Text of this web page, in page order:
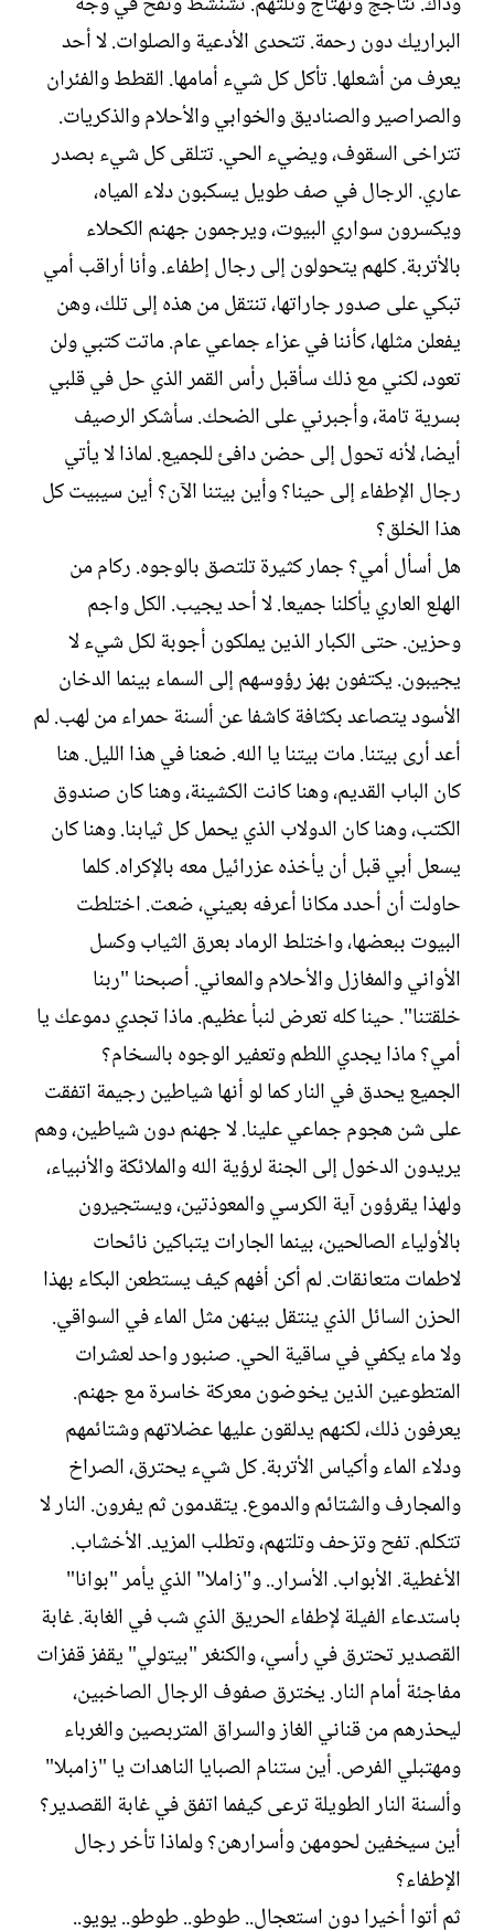
البراريك دون رحمة. تتحدى الأدعية والصلوات. لا أحد
يعرف من أشعلها. تأكل كل شيء أمامها. القطط والفئران
والصراصير والصناديق والخوابي والأحلام والذكريات.
تتراخى السقوف، ويضيء الحي. تتلقى كل شيء بصدر
عاري. الرجال في صف طويل يسكبون دلاء المياه،
ويكسرون سواري البيوت، ويرجمون جهنم الكحلاء
بالأتربة. كلهم يتحولون إلى رجال إطفاء. وأنا أراقب أمي
تبكي على صدور جاراتها، تنتقل من هذه إلى تلك، وهن
يفعلن مثلها، كأننا في عزاء جماعي عام. ماتت كتبي ولن
تعود، لكني مع ذلك سأقبل رأس القمر الذي حل في قلبي
بسرية تامة، وأجبرني على الضحك. سأشكر الرصيف
أيضا، لأنه تحول إلى حضن دافئ للجميع. لماذا لا يأتي
رجال الإطفاء إلى حينا؟ وأين بيتنا الآن؟ أين سيبيت كل
هذا الخلق؟
هل أسأل أمي؟ جمار كثيرة تلتصق بالوجوه. ركام من
الهلع العاري يأكلنا جميعا. لا أحد يجيب. الكل واجم
وحزين. حتى الكبار الذين يملكون أجوبة لكل شيء لا
يجيبون. يكتفون بهز رؤوسهم إلى السماء بينما الدخان
الأسود يتصاعد بكثافة كاشفا عن ألسنة حمراء من لهب. لم
أعد أرى بيتنا. مات بيتنا يا الله. ضعنا في هذا الليل. هنا
كان الباب القديم، وهنا كانت الكشينة، وهنا كان صندوق
الكتب، وهنا كان الدولاب الذي يحمل كل ثيابنا. وهنا كان
يسعل أبي قبل أن يأخذه عزرائيل معه بالإكراه. كلما
حاولت أن أحدد مكانا أعرفه بعيني، ضعت. اختلطت
البيوت ببعضها، واختلط الرماد بعرق الثياب وكسل
الأواني والمغازل والأحلام والمعاني. أصبحنا "ربنا
خلقتنا". حينا كله تعرض لنبأ عظيم. ماذا تجدي دموعك يا
أمي؟ ماذا يجدي اللطم وتعفير الوجوه بالسخام؟
الجميع يحدق في النار كما لو أنها شياطين رجيمة اتفقت
على شن هجوم جماعي علينا. لا جهنم دون شياطين، وهم
يريدون الدخول إلى الجنة لرؤية الله والملائكة والأنبياء،
ولهذا يقرؤون آية الكرسي والمعوذتين، ويستجيرون
بالأولياء الصالحين، بينما الجارات يتباكين نائحات
لاطمات متعانقات. لم أكن أفهم كيف يستطعن البكاء بهذا
الحزن السائل الذي ينتقل بينهن مثل الماء في السواقي.
ولا ماء يكفي في ساقية الحي. صنبور واحد لعشرات
المتطوعين الذين يخوضون معركة خاسرة مع جهنم.
يعرفون ذلك، لكنهم يدلقون عليها عضلاتهم وشتائمهم
ودلاء الماء وأكياس الأتربة. كل شيء يحترق، الصراخ
والمجارف والشتائم والدموع. يتقدمون ثم يفرون. النار لا
تتكلم. تفح وتزحف وتلتهم، وتطلب المزيد. الأخشاب.
الأغطية. الأبواب. الأسرار.. و"زاملا" الذي يأمر "بوانا"
باستدعاء الفيلة لإطفاء الحريق الذي شب في الغابة. غابة
القصدير تحترق في رأسي، والكنغر "بيتولي" يقفز قفزات
مفاجئة أمام النار. يخترق صفوف الرجال الصاخبين،
ليحذرهم من قناني الغاز والسراق المتربصين والغرباء
ومهتبلي الفرص. أين ستنام الصبايا الناهدات يا "زامبلا"
وألسنة النار الطويلة ترعى كيفما اتفق في غابة القصدير؟
أين سيخفين لحومهن وأسرارهن؟ ولماذا تأخر رجال
الإطفاء؟
ثم أتوا أخيرا دون استعجال.. طوطو.. طوطو.. يويو..